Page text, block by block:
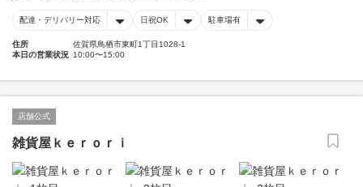
配達・デリバリー対応 日祝OK 駐車場有
住所
佐賀県鳥栖市東町1丁目1028-1
本日の営業状況 10:00〜15:00
店舗公式
雑貨屋ｋｅｒｏｒｉ